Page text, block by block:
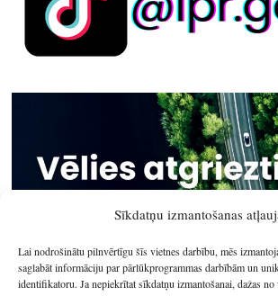
Sīkdatņu izmantošanas
Lai nodrošinātu pilnvērtīgu šīs vietnes darbību, mēs
saglabāt informāciju par pārlūkprogrammas darbībām un
identifikatoru. Ja nepiekrītat sīkdatņu izmantošanai, dažas no